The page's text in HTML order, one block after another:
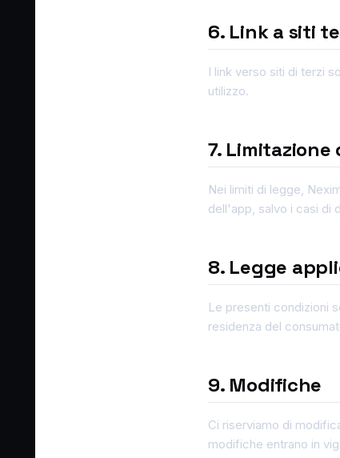
6. Link a siti
I link verso siti di terzi
utilizzo.
7.
Nei limiti di legge,
dell'app, salvo i casi di
8. Legge
Le presenti condizioni
residenza del
9. Modifiche
Ci riserviamo di
modifiche entrano in